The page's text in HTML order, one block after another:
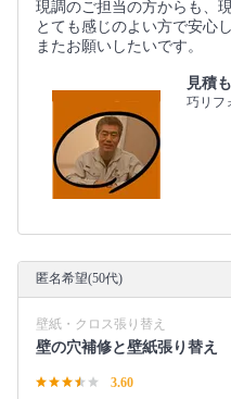
現調のご担当の方からも、
とても感じのよい方で安心
またお願いしたいです。
見積
巧リフ
匿名希望(50代)
壁紙・クロス張り替え
壁の穴補修と壁紙張り替え
3.60